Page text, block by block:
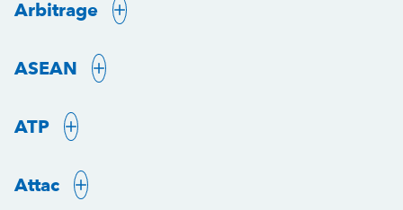
Arbitrage
ASEAN
ATP
Attac